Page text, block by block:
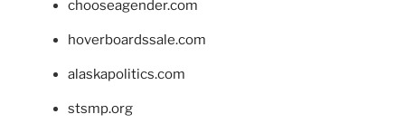
chooseagender.com
hoverboardssale.com
alaskapolitics.com
stsmp.org